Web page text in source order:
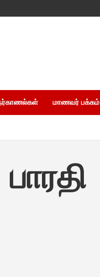
மாணவர் பக்கம்
பாரதி